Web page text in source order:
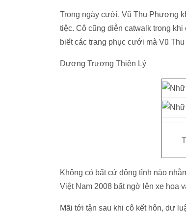
Trong ngày cưới, Vũ Thu Phương
tiệc. Cô cũng diễn catwalk trong khi
biết các trang phục cưới mà Vũ
Dương Trương Thiên Lý
Không có bất cứ động tĩnh nào
Việt Nam 2008 bất ngờ lên xe hoa
Mãi tới tận sau khi cô kết hôn, dư